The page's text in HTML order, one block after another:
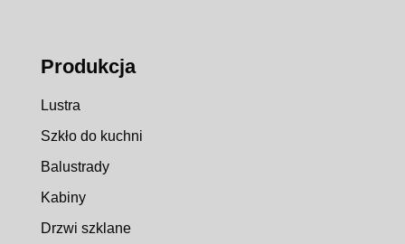
Produkcja
Lustra
Szkło do kuchni
Balustrady
Kabiny
Drzwi szklane